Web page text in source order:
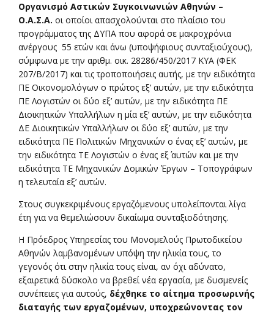
Οργανισμό Αστικών Συγκοινωνιών Αθηνών –
Ο.Α.Σ.Α. οι οποίοι απασχολούνται στο πλαίσιο του
προγράμματος της ΔΥΠΑ που αφορά σε μακροχρόνια
ανέργους 55 ετών και άνω (υποψήφιους συνταξιούχους),
σύμφωνα με την αριθμ. οικ. 28286/450/2017 ΚΥΑ (ΦΕΚ
207/Β/2017) και τις τροποποιήσεις αυτής, με την ειδικότητα
ΠΕ Οικονομολόγων ο πρώτος εξ’ αυτών, με την ειδικότητα
ΠΕ Λογιστών οι δύο εξ’ αυτών, με την ειδικότητα ΠΕ
Διοικητικών Υπαλλήλων η μία εξ’ αυτών, με την ειδικότητα
ΔΕ Διοικητικών Υπαλλήλων οι δύο εξ’ αυτών, με την
ειδικότητα ΠΕ Πολιτικών Μηχανικών ο ένας εξ’ αυτών, με
την ειδικότητα ΤΕ Λογιστών ο ένας εξ΄ αυτών και με την
ειδικότητα ΤΕ Μηχανικών Δομικών Έργων – Τοπογράφων
η τελευταία εξ’ αυτών.
Στους συγκεκριμένους εργαζόμενους υπολείπονται λίγα
έτη για να θεμελιώσουν δικαίωμα συνταξιοδότησης.
Η Πρόεδρος Υπηρεσίας του Μονομελούς Πρωτοδικείου
Αθηνών λαμβανομένων υπόψη την ηλικία τους, το
γεγονός ότι στην ηλικία τους είναι, αν όχι αδύνατο,
εξαιρετικά δύσκολο να βρεθεί νέα εργασία, με δυσμενείς
συνέπειες για αυτούς, δέχθηκε το αίτημα προσωρινής
διαταγής των εργαζομένων, υποχρεώνοντας τον